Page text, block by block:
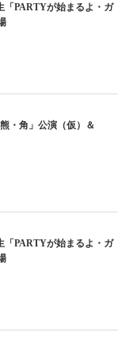
「PARTYが始まるよ・ガ
・角」公演（仮）＆
「PARTYが始まるよ・ガ